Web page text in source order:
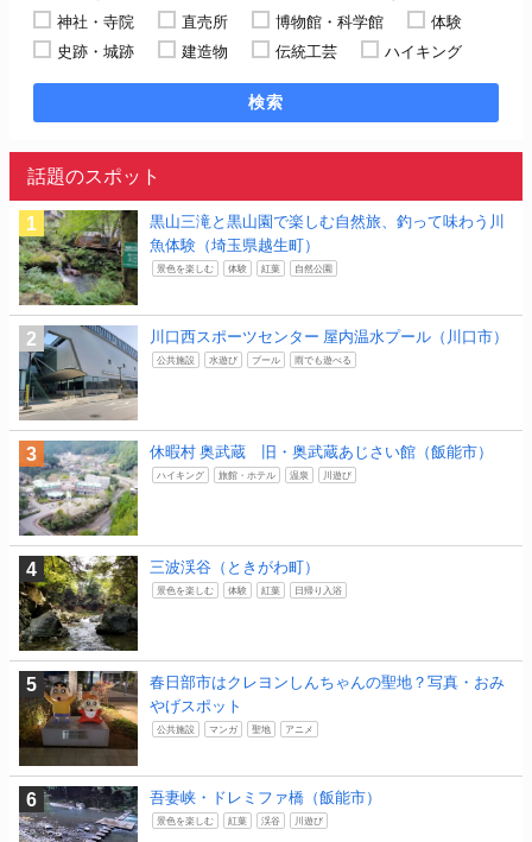
神社・寺院
直売所 博物館・科学館
体験
史跡・城跡
建造物 伝統工芸 ハイキング
検索
話題のスポット
黒山三滝と黒山園で楽しむ自然旅、釣って味わう川
魚体験（埼玉県越生町）
景色を楽しむ 体験 紅葉 自然公園
川口西スポーツセンター 屋内温水プール（川口市）
公共施設 水遊び プール 雨でも遊べる
休暇村 奥武蔵 旧・奥武蔵あじさい館（飯能市）
ハイキング 旅館・ホテル 温泉 川遊び
三波渓谷（ときがわ町）
景色を楽しむ 体験 紅葉 日帰り入浴
春日部市はクレヨンしんちゃんの聖地？写真・おみ
やげスポット
公共施設 マンガ 聖地 アニメ
吾妻峡・ドレミファ橋（飯能市）
景色を楽しむ 紅葉 渓谷 川遊び